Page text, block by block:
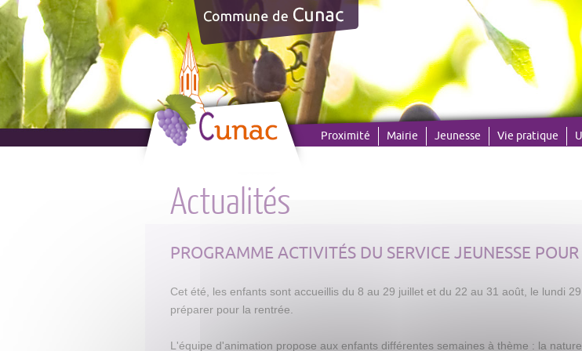
Proximité Mairie Jeunesse Vie pratique
Actualités
PROGRAMME ACTIVITÉS DU SERVICE JEUNESSE
Cet été, les enfants sont accueillis du 8 au 29 juillet et du 22 au 31 août, le lundi
préparer pour la rentrée.
L'équipe d'animation propose aux enfants différentes semaines à thème : la
Panneau de gestion des cookies